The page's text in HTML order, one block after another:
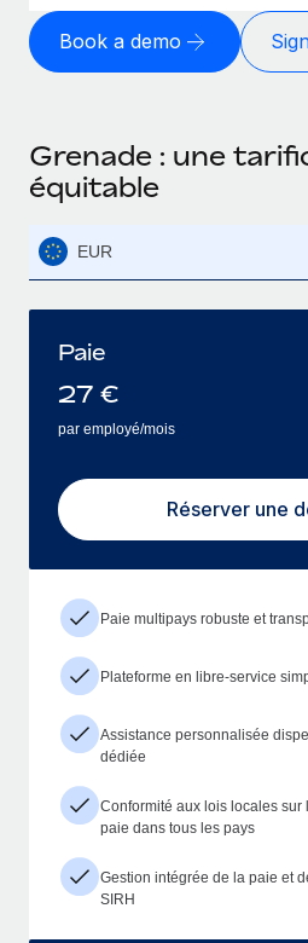
Book a demo
Grenade : une
équitable
EUR
Paie
27 €
par employé/mois
Réserver une
Paie multipays robuste et
Plateforme en libre-service
Assistance personnalisée
dédiée
Conformité aux lois locales
paie dans tous les pays
Gestion intégrée de la paie et
SIRH